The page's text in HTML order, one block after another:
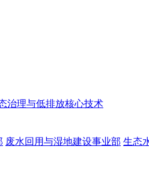
治理与低排放核心技术
废水回用与湿地建设事业部 生态